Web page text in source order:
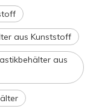
aus Kunststoff
aus